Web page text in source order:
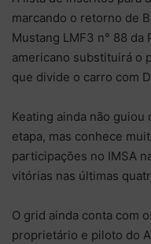
marcando o retorno de
Mustang LMF3 n° 88
americano substituirá o
que divide o carro com
Keating ainda não
etapa, mas conhece
participações no IMSA
vitórias nas últimas
O grid ainda conta com
proprietário e piloto do